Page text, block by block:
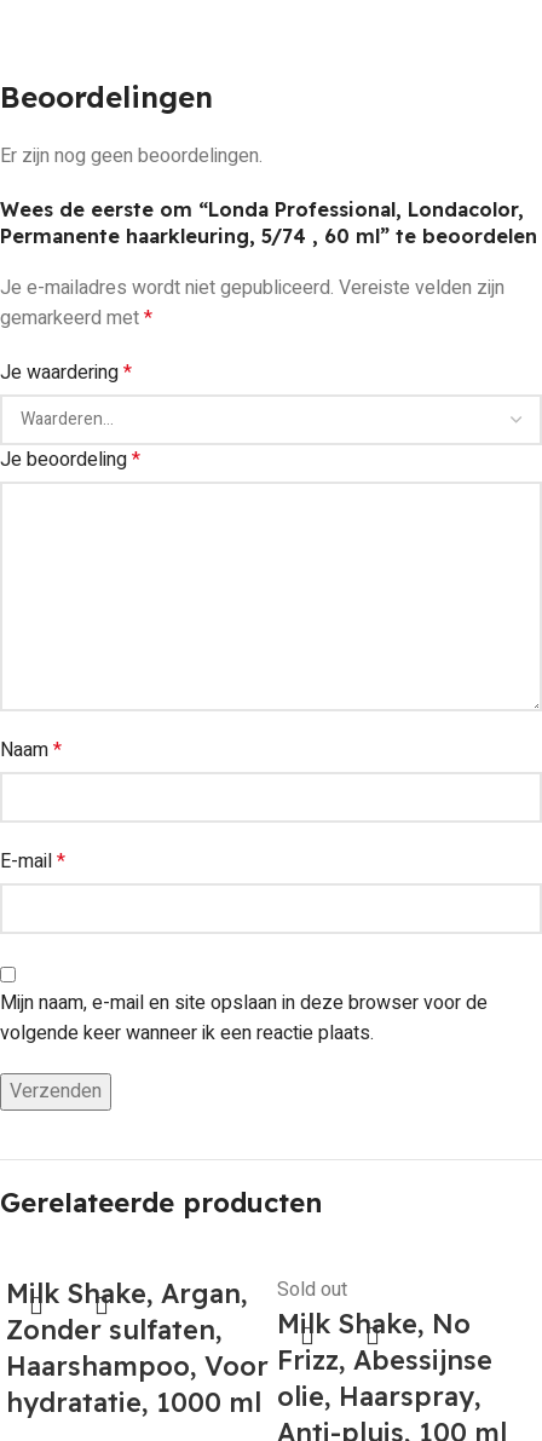
Beoordelingen
Er zijn nog geen beoordelingen.
Wees de eerste om “Londa Professional, Londacolor,
Permanente haarkleuring, 5/74 , 60 ml” te beoordelen
Je e-mailadres wordt niet gepubliceerd. Vereiste velden zijn
gemarkeerd met*
Je waardering*
Je beoordeling*
Naam*
E-mail*
Mijn naam, e-mail en site opslaan in deze browser voor de
volgende keer wanneer ik een reactie plaats.
Gerelateerde producten
Milk Shake, Argan,
Zonder sulfaten,
Haarshampoo, Voor
hydratatie, 1000 ml
Sold out
Milk Shake, No
Frizz, Abessijnse
olie, Haarspray,
Anti-pluis, 100 ml